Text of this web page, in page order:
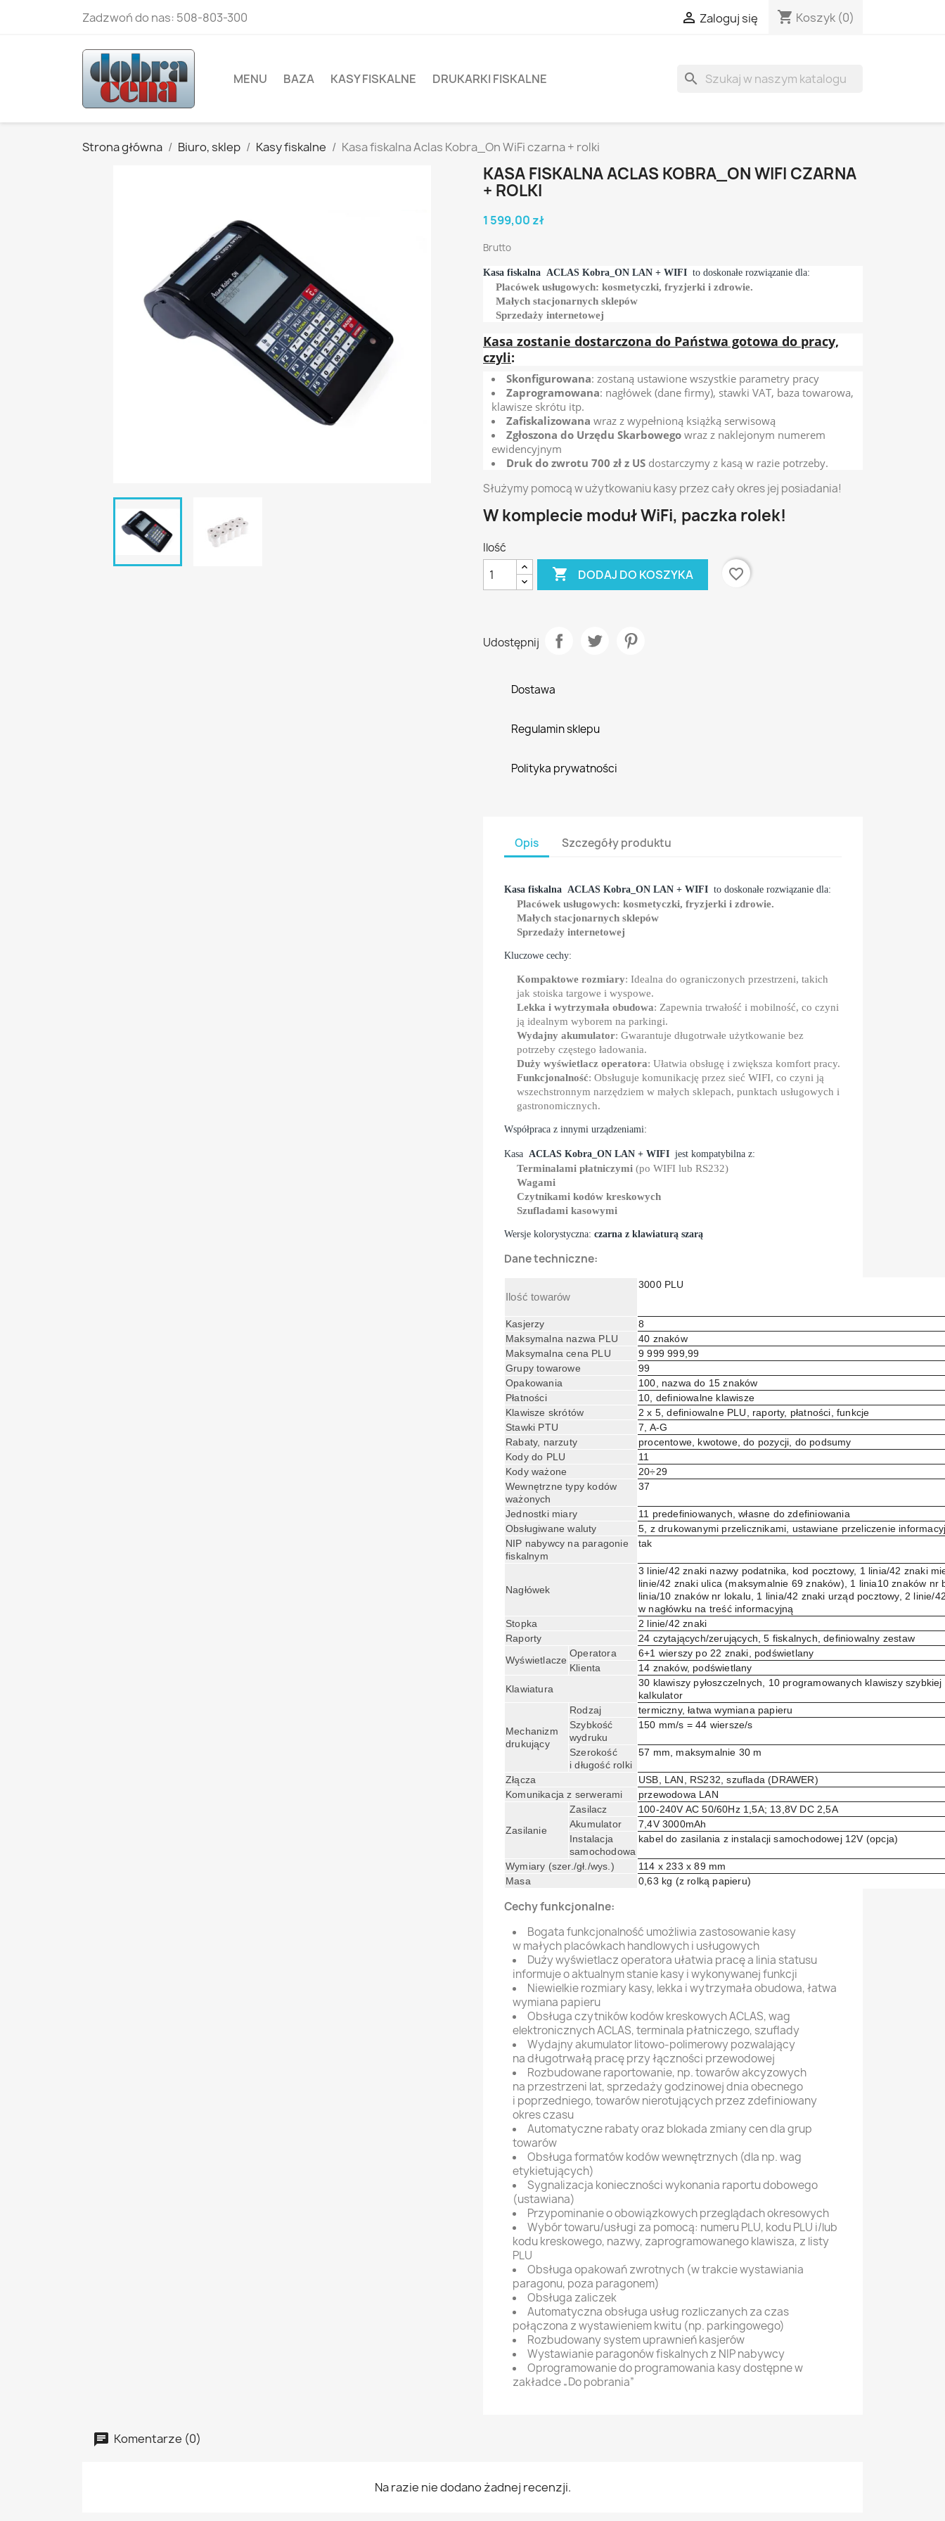
Zadzwoń do nas: 508-803-300  Zaloguj się shopping_cart Koszyk (0)
MENU BAZA KASY FISKALNE DRUKARKI FISKALNE search
Strona główna Biuro, sklep Kasy fiskalne Kasa fiskalna Aclas Kobra_On WiFi czarna + rolki
KASA FISKALNA ACLAS KOBRA_ON WIFI CZARNA
+ ROLKI
1 599,00 zł
Brutto
Kasa fiskalna ACLAS Kobra_ON LAN + WIFI to doskonałe rozwiązanie dla:
Placówek usługowych: kosmetyczki, fryzjerki i zdrowie.
Małych stacjonarnych sklepów
Sprzedaży internetowej
Kasa zostanie dostarczona do Państwa gotowa do pracy,
czyli:
Skonfigurowana: zostaną ustawione wszystkie parametry pracy
Zaprogramowana: nagłówek (dane firmy), stawki VAT, baza towarowa,
klawisze skrótu itp.
Zafiskalizowana wraz z wypełnioną książką serwisową
Zgłoszona do Urzędu Skarbowego wraz z naklejonym numerem
ewidencyjnym
Druk do zwrotu 700 zł z US dostarczymy z kasą w razie potrzeby.
Służymy pomocą w użytkowaniu kasy przez cały okres jej posiadania!
W komplecie moduł WiFi, paczka rolek!
Ilość
 DODAJ DO KOSZYKA favorite_border
Udostępnij
Dostawa
Regulamin sklepu
Polityka prywatności
Opis Szczegóły produktu
Kasa fiskalna ACLAS Kobra_ON LAN + WIFI to doskonałe rozwiązanie dla:
Placówek usługowych: kosmetyczki, fryzjerki i zdrowie.
Małych stacjonarnych sklepów
Sprzedaży internetowej
Kluczowe cechy:
Kompaktowe rozmiary: Idealna do ograniczonych przestrzeni, takich
jak stoiska targowe i wyspowe.
Lekka i wytrzymała obudowa: Zapewnia trwałość i mobilność, co czyni
ją idealnym wyborem na parkingi.
Wydajny akumulator: Gwarantuje długotrwałe użytkowanie bez
potrzeby częstego ładowania.
Duży wyświetlacz operatora: Ułatwia obsługę i zwiększa komfort pracy.
Funkcjonalność: Obsługuje komunikację przez sieć WIFI, co czyni ją
wszechstronnym narzędziem w małych sklepach, punktach usługowych i
gastronomicznych.
Współpraca z innymi urządzeniami:
Kasa ACLAS Kobra_ON LAN + WIFI jest kompatybilna z:
Terminalami płatniczymi (po WIFI lub RS232)
Wagami
Czytnikami kodów kreskowych
Szufladami kasowymi
Wersje kolorystyczna: czarna z klawiaturą szarą
Dane techniczne:
Ilość towarów
3000 PLU
Kasjerzy
8
Maksymalna nazwa PLU
40 znaków
Maksymalna cena PLU
9 999 999,99
Grupy towarowe
99
Opakowania
100, nazwa do 15 znaków
Płatności
10, definiowalne klawisze
Klawisze skrótów
2 x 5, definiowalne PLU, raporty, płatności, funkcje
Stawki PTU
7, A-G
Rabaty, narzuty
procentowe, kwotowe, do pozycji, do podsumy
Kody do PLU
11
Kody ważone
20÷29
Wewnętrzne typy kodów
ważonych
37
Jednostki miary
11 predefiniowanych, własne do zdefiniowania
Obsługiwane waluty
5, z drukowanymi przelicznikami, ustawiane przeliczenie
NIP nabywcy na paragonie
fiskalnym
tak
Nagłówek
3 linie/42 znaki nazwy podatnika, kod pocztowy, 1 linia/42 znaki
linie/42 znaki ulica (maksymalnie 69 znaków), 1 linia10 znaków nr
linia/10 znaków nr lokalu, 1 linia/42 znaki urząd pocztowy, 2 linie/
w nagłówku na treść informacyjną
Stopka
2 linie/42 znaki
Raporty
24 czytających/zerujących, 5 fiskalnych, definiowalny zestaw
Wyświetlacze
Operatora
6+1 wierszy po 22 znaki, podświetlany
Klienta
14 znaków, podświetlany
Klawiatura
30 klawiszy pyłoszczelnych, 10 programowanych klawiszy szybkiej
kalkulator
Mechanizm
drukujący
Rodzaj
termiczny, łatwa wymiana papieru
Szybkość
wydruku
150 mm/s = 44 wiersze/s
Szerokość
i długość rolki
57 mm, maksymalnie 30 m
Złącza
USB, LAN, RS232, szuflada (DRAWER)
Komunikacja z serwerami
przewodowa LAN
Zasilanie
Zasilacz
100-240V AC 50/60Hz 1,5A; 13,8V DC 2,5A
Akumulator
7,4V 3000mAh
Instalacja
samochodowa
kabel do zasilania z instalacji samochodowej 12V (opcja)
Wymiary (szer./gł./wys.)
114 x 233 x 89 mm
Masa
0,63 kg (z rolką papieru)
Cechy funkcjonalne:
Bogata funkcjonalność umożliwia zastosowanie kasy
w małych placówkach handlowych i usługowych
Duży wyświetlacz operatora ułatwia pracę a linia statusu
informuje o aktualnym stanie kasy i wykonywanej funkcji
Niewielkie rozmiary kasy, lekka i wytrzymała obudowa, łatwa
wymiana papieru
Obsługa czytników kodów kreskowych ACLAS, wag
elektronicznych ACLAS, terminala płatniczego, szuflady
Wydajny akumulator litowo-polimerowy pozwalający
na długotrwałą pracę przy łączności przewodowej
Rozbudowane raportowanie, np. towarów akcyzowych
na przestrzeni lat, sprzedaży godzinowej dnia obecnego
i poprzedniego, towarów nierotujących przez zdefiniowany
okres czasu
Automatyczne rabaty oraz blokada zmiany cen dla grup
towarów
Obsługa formatów kodów wewnętrznych (dla np. wag
etykietujących)
Sygnalizacja konieczności wykonania raportu dobowego
(ustawiana)
Przypominanie o obowiązkowych przeglądach okresowych
Wybór towaru/usługi za pomocą: numeru PLU, kodu PLU i/lub
kodu kreskowego, nazwy, zaprogramowanego klawisza, z listy
PLU
Obsługa opakowań zwrotnych (w trakcie wystawiania
paragonu, poza paragonem)
Obsługa zaliczek
Automatyczna obsługa usług rozliczanych za czas
połączona z wystawieniem kwitu (np. parkingowego)
Rozbudowany system uprawnień kasjerów
Wystawianie paragonów fiskalnych z NIP nabywcy
Oprogramowanie do programowania kasy dostępne w
zakładce „Do pobrania”
Komentarze (0)
Na razie nie dodano żadnej recenzji.